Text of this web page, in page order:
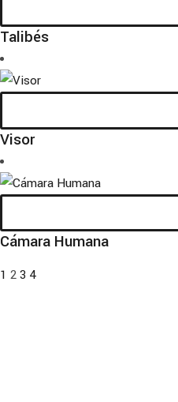
Talibés
Visor
Cámara Humana
1 23 4